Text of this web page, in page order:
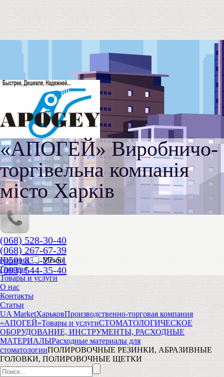
«АПОГЕЙ» Виробничо-
торгівельна компанія
місто Харків
(068) 528-30-40
(068) 267-67-39
(050) 836-27-51
(093) 544-35-40
Корзина
Меню
Главная
Товары и услуги
О нас
Контакты
Статьи
UA MarketХарьковПроизводственно-торговая компания
«АПОГЕЙ»Товары и услугиСТОМАТОЛОГИЧЕСКОЕ
ОБОРУДОВАНИЕ, ИНСТРУМЕНТЫ, РАСХОДНЫЕ
МАТЕРИАЛЫРасходные материалы для
стоматологииПОЛИРОВОЧНЫЕ РЕЗИНКИ, АБРАЗИВНЫЕ
ГОЛОВКИ, ПОЛИРОВОЧНЫЕ ЩЕТКИ